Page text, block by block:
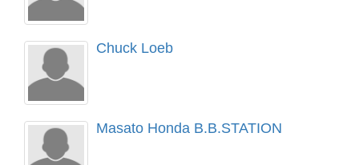
Chuck Loeb
Masato Honda B.B.STATION